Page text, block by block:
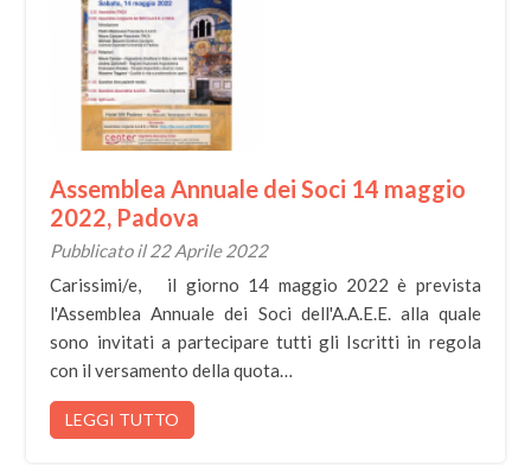
Assemblea Annuale dei Soci 14 maggio
2022, Padova
Pubblicato il 22 Aprile 2022
Carissimi/e, il giorno 14 maggio 2022 è prevista
l'Assemblea Annuale dei Soci dell'A.A.E.E. alla quale
sono invitati a partecipare tutti gli Iscritti in regola
con il versamento della quota…
LEGGI TUTTO